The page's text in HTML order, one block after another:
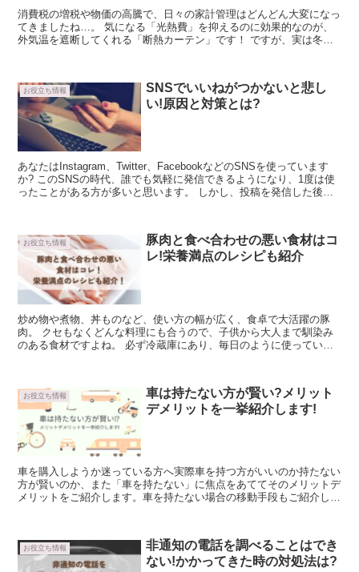
消費税の増税や物価の高騰で、日々の家計管理はどんどん大変になっ
てきましたね…。 気になる「光熱費」を抑えるのに効果的なのが、
外気温を遮断してくれる「断熱カーテン」です！ ですが、実は冬の
お役立ち情報
SNSでいいねがつかないと悲し
い!原因と対策とは?
あなたはInstagram、Twitter、FacebookなどのSNSを使っています
か? このSNSの時代、誰でも気軽に発信できるようになり、1度は使
ったことがある方が多いと思います。 しかし、投稿を発信した後に
お役立ち情報
豚肉と食べ合わせの悪い食材はコ
レ!栄養満点のレシピも紹介
炒め物や煮物、丼ものなど、使い方の幅が広く、食卓で大活躍の豚
肉。 クセもなくどんな料理にも合うので、子供から大人まで馴染み
のある食材ですよね。 必ず冷蔵庫にあり、毎日のように使っている
お役立ち情報
車は持たない方が賢い?メリット
デメリットを一挙紹介します!
車を購入しようか迷っている方へ実際車を持つ方がいいのか持たない
方が賢いのか、また「車を持たない」に焦点をあててそのメリットデ
メリットをご紹介します。車を持たない場合の移動手段もご紹介して
お役立ち情報
非通知の電話を調べることはでき
ない!かかってきた時の対処法は?